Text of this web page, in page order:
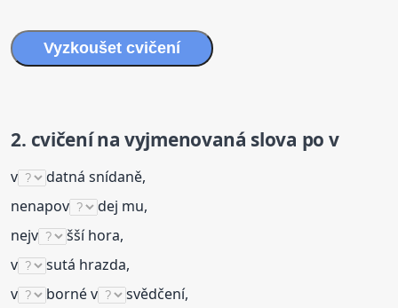
Vyzkoušet cvičení
2. cvičení navyjmenovaná slova po v
v
datná snídaně,
nenapov
dej mu,
nejv
šší hora,
v
sutá hrazda,
v
borné v
svědčení,